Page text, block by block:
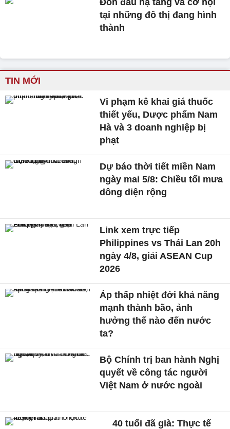
tại những đô thị đang hình
thành
TIN MỚI
Vi phạm kê khai giá thuốc
thiết yếu, Dược phẩm Nam
Hà và 3 doanh nghiệp bị
phạt
Dự báo thời tiết miền Nam
ngày mai 5/8: Chiều tối mưa
dông diện rộng
Link xem trực tiếp
Philippines vs Thái Lan 20h
ngày 4/8, giải ASEAN Cup
2026
Áp thấp nhiệt đới khả năng
mạnh thành bão, ảnh
hưởng thế nào đến nước
ta?
Bộ Chính trị ban hành Nghị
quyết về công tác người
Việt Nam ở nước ngoài
40 tuổi đã già: Thực tế